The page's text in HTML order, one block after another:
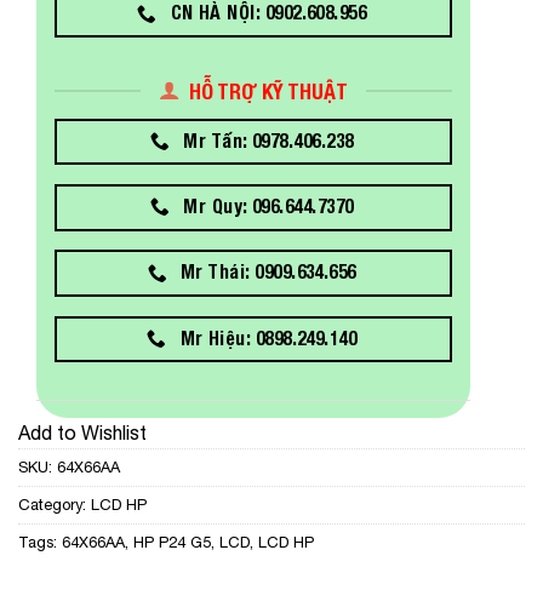
CN HÀ NỘI: 0902.608.956
HỖ TRỢ KỸ THUẬT
Mr Tấn: 0978.406.238
Mr Quy: 096.644.7370
Mr Thái: 0909.634.656
Mr Hiệu: 0898.249.140
Add to Wishlist
SKU: 64X66AA
Category: LCD HP
Tags: 64X66AA HP P24 G5 LCD LCD HP